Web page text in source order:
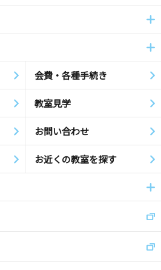
会費・各種手続き
教室見学
お問い合わせ
お近くの教室を探す